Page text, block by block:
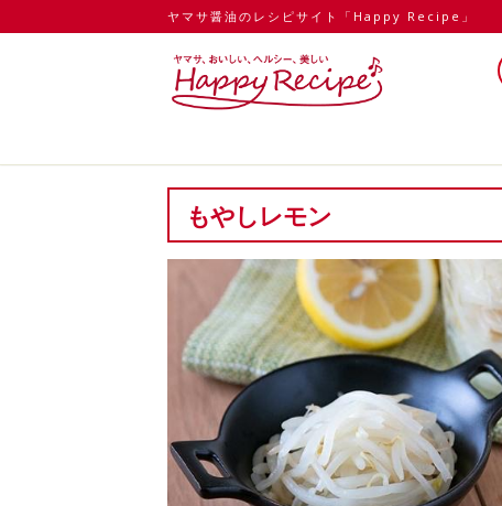
ヤマサ醤油のレシピサイト「Happy Recipe」
もやしレモン